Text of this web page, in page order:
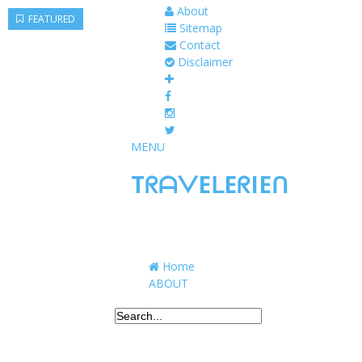
About
Sitemap
Contact
Disclaimer
MENU
TᖇᗩᐯEᒪEᖇIEᑎ
Home
ABOUT
FEATURED